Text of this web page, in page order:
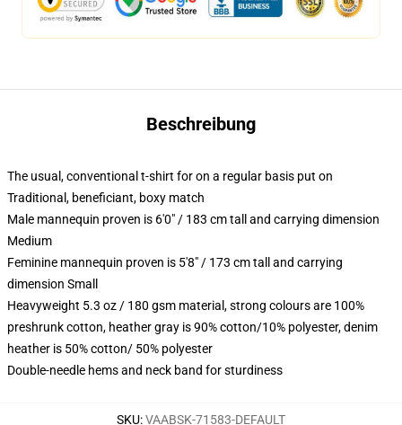
Beschreibung
The usual, conventional t-shirt for on a regular basis put on
Traditional, beneficiant, boxy match
Male mannequin proven is 6'0" / 183 cm tall and carrying dimension
Medium
Feminine mannequin proven is 5'8" / 173 cm tall and carrying
dimension Small
Heavyweight 5.3 oz / 180 gsm material, strong colours are 100%
preshrunk cotton, heather gray is 90% cotton/10% polyester, denim
heather is 50% cotton/ 50% polyester
Double-needle hems and neck band for sturdiness
SKU:VAABSK-71583-DEFAULT